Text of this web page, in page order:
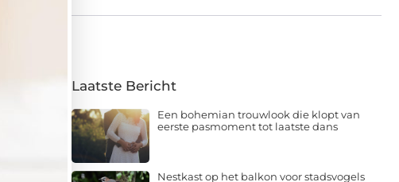
Laatste Bericht
Een bohemian trouwlook die klopt van
eerste pasmoment tot laatste dans
Nestkast op het balkon voor stadsvogels